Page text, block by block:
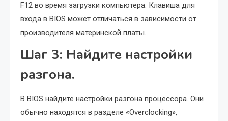
F12 во время загрузки компьютера. Клавиша для
входа в BIOS может отличаться в зависимости от
производителя материнской платы.
Шаг 3: Найдите настройки
разгона.
В BIOS найдите настройки разгона процессора. Они
обычно находятся в разделе «Overclocking»,